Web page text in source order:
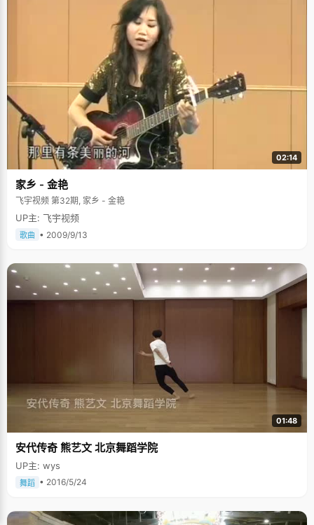
02:14
家乡 - 金艳
飞宇视频 第32期, 家乡 - 金艳
UP主: 飞宇视频
歌曲 • 2009/9/13
01:48
安代传奇 熊艺文 北京舞蹈学院
UP主: wys
舞蹈 • 2016/5/24